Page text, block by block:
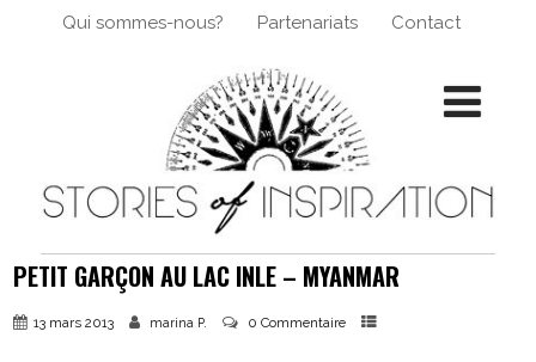
Qui sommes-nous? Partenariats Contact
PETIT GARÇON AU LAC INLE – MYANMAR
13 mars 2013 marina P. 0 Commentaire